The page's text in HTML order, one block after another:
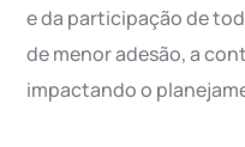
e da participação de
de menor adesão, a
impactando o